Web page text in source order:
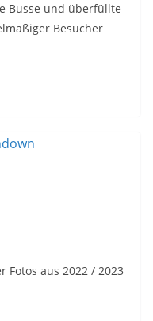
Busse und überfüllte
Besucher
Fotos aus 2022 / 2023